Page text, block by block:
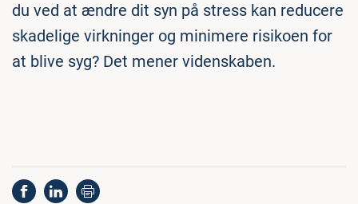
du ved at ændre dit syn på stress kan reducere
skadelige virkninger og minimere risikoen for
at blive syg? Det mener videnskaben.